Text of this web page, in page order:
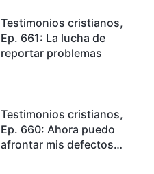
Testimonios cristianos,
Ep. 661: La lucha de
reportar problemas
Testimonios cristianos,
Ep. 660: Ahora puedo
afrontar mis defectos